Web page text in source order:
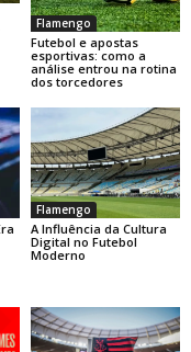
Flamengo
Futebol e apostas
esportivas: como a
análise entrou na rotina
dos torcedores
Flamengo
A Influência da Cultura
Digital no Futebol
Moderno